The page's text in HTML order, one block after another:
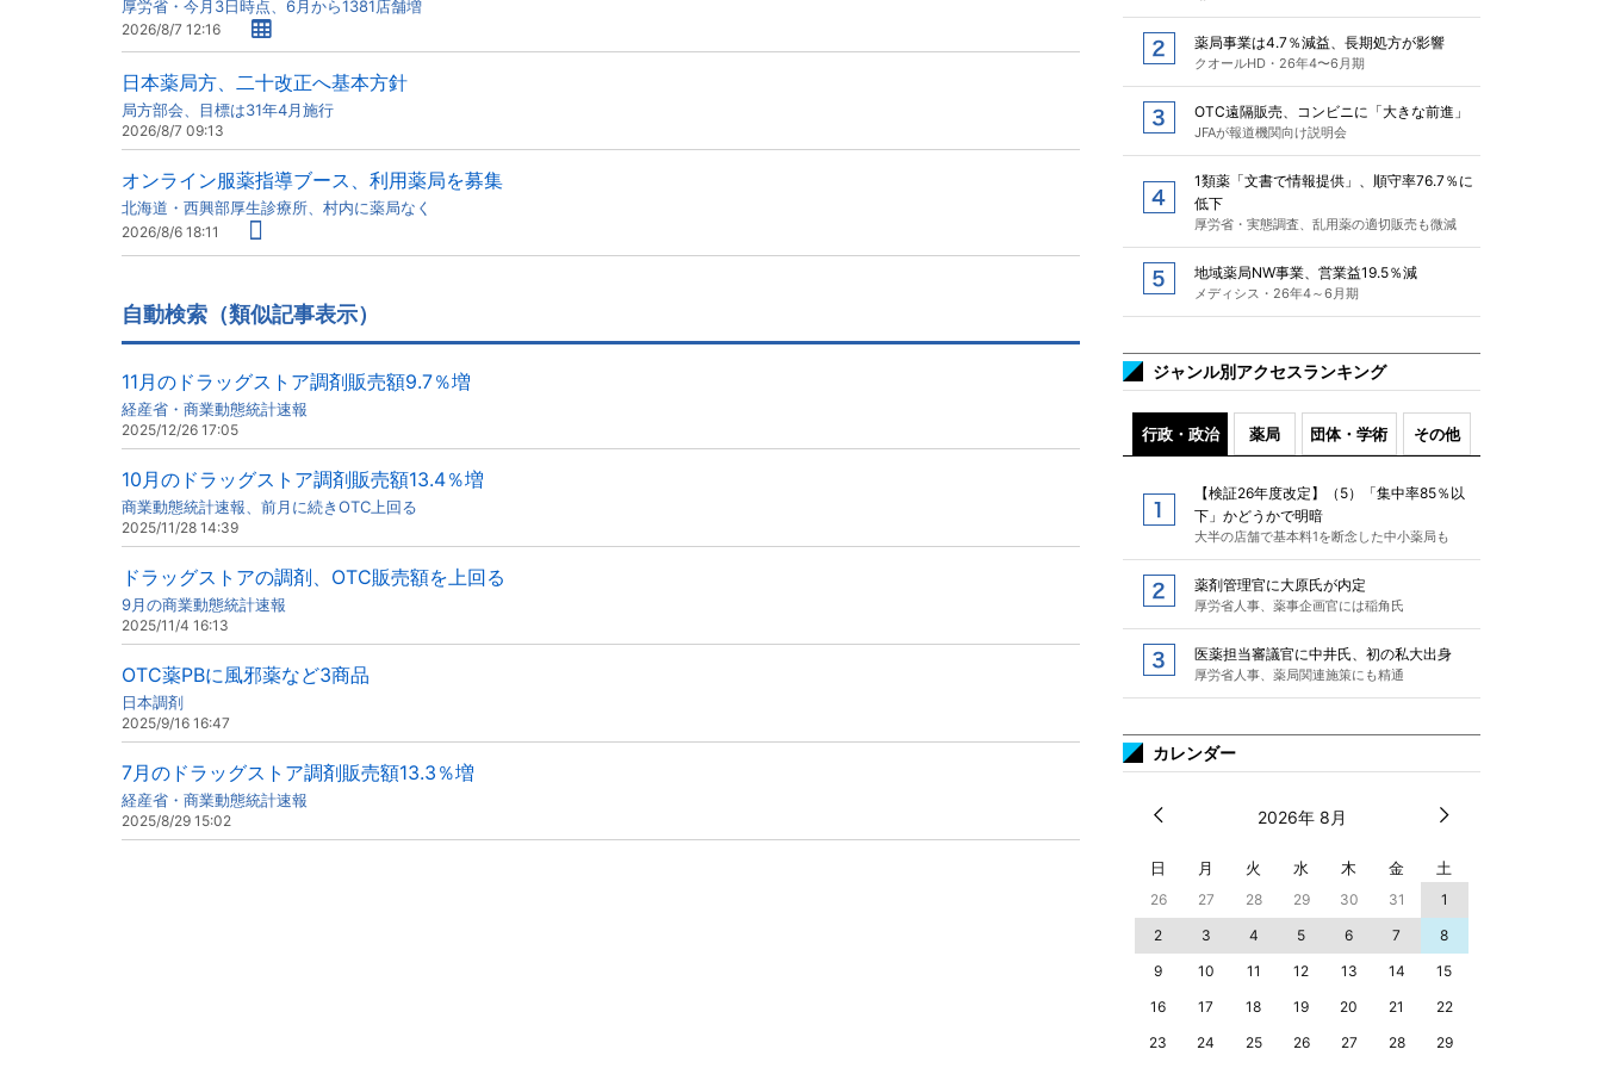
厚労省・今月3日時点、6月から1381店舗増
2026/8/7 12:16
日本薬局方、二十改正へ基本方針
局方部会、目標は31年4月施行
2026/8/7 09:13
オンライン服薬指導ブース、利用薬局を募集
北海道・西興部厚生診療所、村内に薬局なく
2026/8/6 18:11
自動検索（類似記事表示）
11月のドラッグストア調剤販売額9.7％増
経産省・商業動態統計速報
2025/12/26 17:05
10月のドラッグストア調剤販売額13.4％増
商業動態統計速報、前月に続きOTC上回る
2025/11/28 14:39
ドラッグストアの調剤、OTC販売額を上回る
9月の商業動態統計速報
2025/11/4 16:13
OTC薬PBに風邪薬など3商品
日本調剤
2025/9/16 16:47
7月のドラッグストア調剤販売額13.3％増
経産省・商業動態統計速報
2025/8/29 15:02
薬局事業は4.7％減益、長期処方が影響
クオールHD・26年4〜6月期
OTC遠隔販売、コンビニに「大きな前進」
JFAが報道機関向け説明会
1類薬「文書で情報提供」、順守率76.7％に
低下
厚労省・実態調査、乱用薬の適切販売も微減
地域薬局NW事業、営業益19.5％減
メディシス・26年4～6月期
ジャンル別アクセスランキング
行政・政治 薬局 団体・学術 その他
【検証26年度改定】（5）「集中率85％以
下」かどうかで明暗
大半の店舗で基本料1を断念した中小薬局も
薬剤管理官に大原氏が内定
厚労省人事、薬事企画官には稲角氏
医薬担当審議官に中井氏、初の私大出身
厚労省人事、薬局関連施策にも精通
カレンダー
2026年 8月
日 月 火 水 木 金 土
26 27 28 29 30 31
1
2
3 4 5 6 7
8
9
10 11 12 13 14
15
16
17 18 19 20 21
22
23
24 25 26 27 28
29